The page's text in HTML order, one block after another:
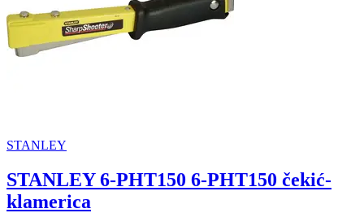
STANLEY
STANLEY 6-PHT150 6-PHT150 čekić-
klamerica